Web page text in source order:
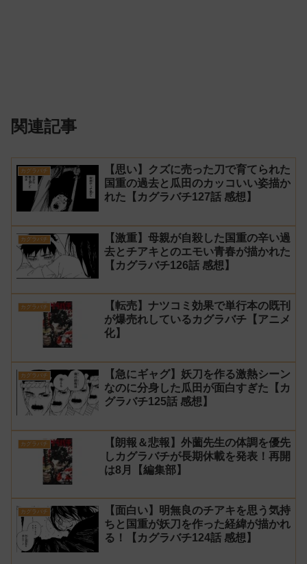
関連記事
カグラバチ
【思い】クズに売った刀で育てられた
国重の過去と瓜田のカッコいい姿描か
れた【カグラバチ127話 感想】
カグラバチ
【激重】母親が自殺した国重の辛い過
去とチアキとのエモい青春が描かれた
【カグラバチ126話 感想】
カグラバチ
【転売】ナツコミ効果で単行本の既刊
が爆売れしているカグラバチ【アニメ
化】
カグラバチ
【急にギャグ】妖刀を作る激熱シーン
なのに分身した瓜田が面白すぎた【カ
グラバチ125話 感想】
カグラバチ
【朗報＆悲報】外薗先生の体調を優先
しカグラバチが長期休載を発表！再開
は8月【編集部】
カグラバチ
【面白い】明無良のチアキを思う気持
ちと国重が妖刀を作った経緯が描かれ
る！【カグラバチ124話 感想】